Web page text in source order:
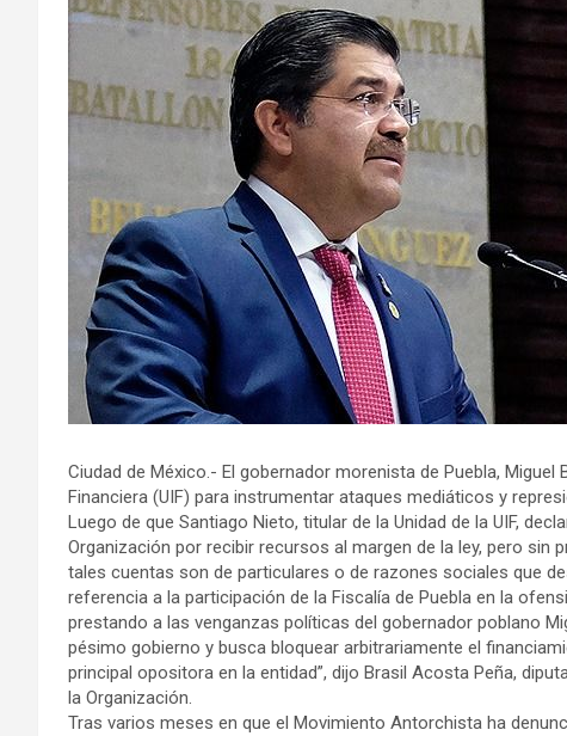
Ciudad de México.- El gobernador morenista de Puebla,
Financiera (UIF) para instrumentar ataques mediáticos y
Luego de que Santiago Nieto, titular de la Unidad de la UIF,
Organización por recibir recursos al margen de la ley, pero sin
tales cuentas son de particulares o de razones sociales que
referencia a la participación de la Fiscalía de Puebla en la
prestando a las venganzas políticas del gobernador poblano
pésimo gobierno y busca bloquear arbitrariamente el
principal opositora en la entidad”, dijo Brasil Acosta Peña,
la Organización.
Tras varios meses en que el Movimiento Antorchista ha